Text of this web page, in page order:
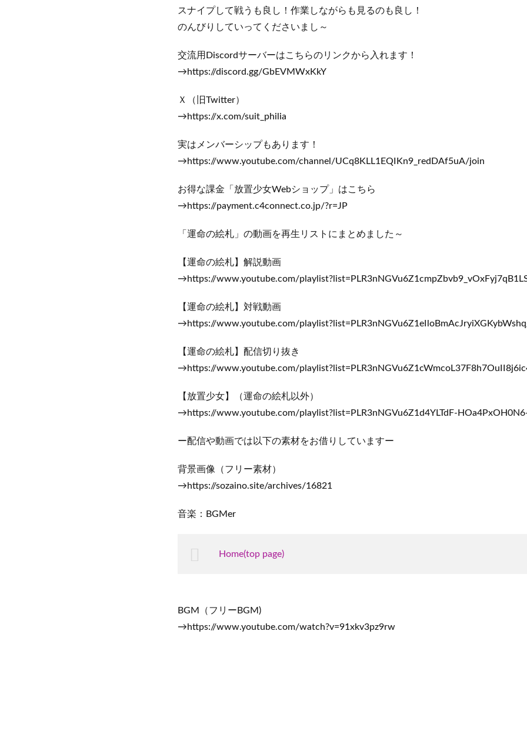
スナイプして戦うも良し！作業しながらも見るのも良し！
のんびりしていってくださいまし～
交流用Discordサーバーはこちらのリンクから入れます！
→https://discord.gg/GbEVMWxKkY
Ｘ（旧Twitter）
→https://x.com/suit_philia
実はメンバーシップもあります！
→https://www.youtube.com/channel/UCq8KLL1EQIKn9_redDAf5uA/join
お得な課金「放置少女Webショップ」はこちら
→https://payment.c4connect.co.jp/?r=JP
「運命の絵札」の動画を再生リストにまとめました～
【運命の絵札】解説動画
→https://www.youtube.com/
【運命の絵札】対戦動画
→https://www.youtube.com/
【運命の絵札】配信切り抜き
→https://www.youtube.com/
【放置少女】（運命の絵札以外）
→https://www.youtube.com/playlist?list=PLR3nNGVu6Z1d4YLTdF-
ー配信や動画では以下の素材をお借りしていますー
背景画像（フリー素材）
→https://sozaino.site/archives/16821
音楽：BGMer
Home(top page)
BGM（フリーBGM)
→https://www.youtube.com/watch?v=91xkv3pz9rw